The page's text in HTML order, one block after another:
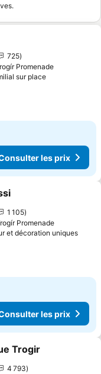
mes favoris
725
Promenade
sur place
les prix
mes favoris
1 105
Promenade
et décoration uniques
les prix
mes favoris
Trogir
4 793